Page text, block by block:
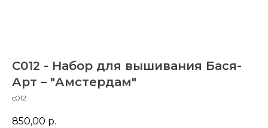
C012 - Набор для вышивания Бася-
Арт – "Амстердам"
c012
850,00 р.